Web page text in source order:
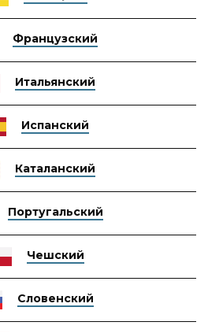
Французский
Итальянский
Испанский
Каталанский
Португальский
Чешский
Словенский